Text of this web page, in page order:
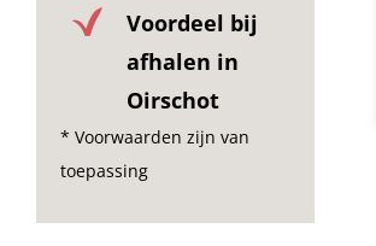
Voordeel bij
afhalen in
Oirschot
* Voorwaarden zijn van
toepassing